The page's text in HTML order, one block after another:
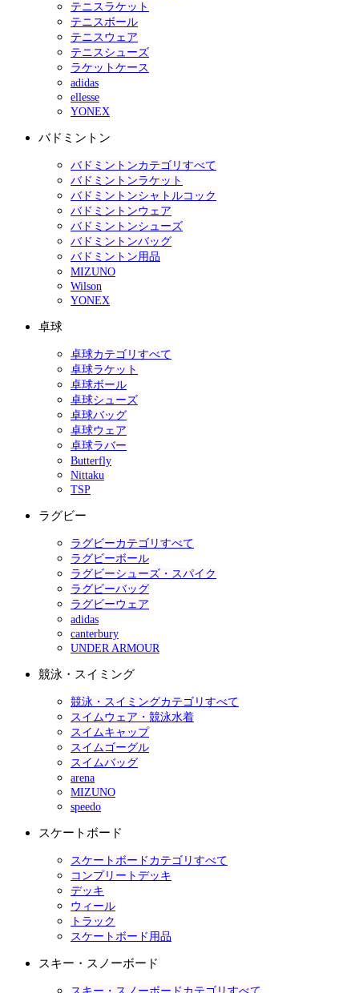
テニスラケット
テニスボール
テニスウェア
テニスシューズ
ラケットケース
adidas
ellesse
YONEX
バドミントン
バドミントンカテゴリすべて
バドミントンラケット
バドミントンシャトルコック
バドミントンウェア
バドミントンシューズ
バドミントンバッグ
バドミントン用品
MIZUNO
Wilson
YONEX
卓球
卓球カテゴリすべて
卓球ラケット
卓球ボール
卓球シューズ
卓球バッグ
卓球ウェア
卓球ラバー
Butterfly
Nittaku
TSP
ラグビー
ラグビーカテゴリすべて
ラグビーボール
ラグビーシューズ・スパイク
ラグビーバッグ
ラグビーウェア
adidas
canterbury
UNDER ARMOUR
競泳・スイミング
競泳・スイミングカテゴリすべて
スイムウェア・競泳水着
スイムキャップ
スイムゴーグル
スイムバッグ
arena
MIZUNO
speedo
スケートボード
スケートボードカテゴリすべて
コンプリートデッキ
デッキ
ウィール
トラック
スケートボード用品
スキー・スノーボード